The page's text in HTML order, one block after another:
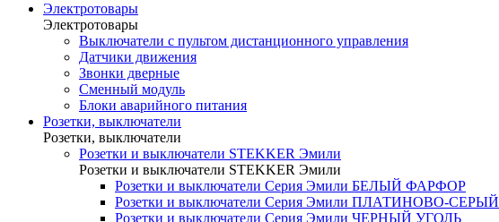
Электротовары
Электротовары
Выключатели с пультом дистанционного управления
Датчики движения
Звонки дверные
Сменный модуль
Блоки аварийного питания
Розетки, выключатели
Розетки, выключатели
Розетки и выключатели STEKKER Эмили
Розетки и выключатели STEKKER Эмили
Розетки и выключатели Серия Эмили БЕЛЫЙ ФАРФОР
Розетки и выключатели Серия Эмили ПЛАТИНОВО-СЕРЫЙ
Розетки и выключатели Серия Эмили ЧЕРНЫЙ УГОЛЬ